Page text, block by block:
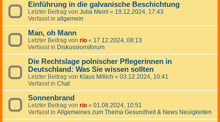
Einführung in die galvanische Beschichtung
Letzter Beitrag von Julia Meinl « 19.12.2024, 17:43
Verfasst in allgemein
Man, oh Mann
Letzter Beitrag von rio « 17.12.2024, 08:13
Verfasst in Diskussionsforum
Die Rechtslage polnischer Pflegerinnen in
Deutschland: Was Sie wissen sollten
Letzter Beitrag von Klaus Millich « 03.12.2024, 10:41
Verfasst in Chat
Sonnenbrand
Letzter Beitrag von rio « 01.08.2024, 10:51
Verfasst in Allgemeines zum Thema Gesundheit & News Neuigkeiten